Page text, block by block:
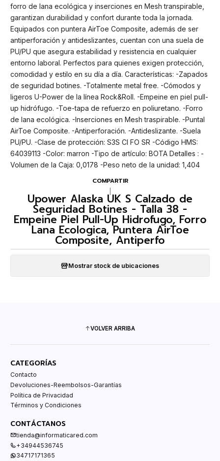
forro de lana ecológica y inserciones en Mesh transpirable,
garantizan durabilidad y confort durante toda la jornada.
Equipados con puntera AirToe Composite, además de ser
antiperforación y antideslizantes, cuentan con una suela de
PU/PU que asegura estabilidad y resistencia en cualquier
entorno laboral. Perfectos para quienes exigen protección,
comodidad y estilo en su día a día. Características: -Zapados
de seguridad botines. -Totalmente metal free. -Cómodos y
ligeros U-Power de la línea Rock&Roll. -Empeine en piel pull-
up hidrófugo. -Toe-tapa de refuerzo en poliuretano. -Forro
de lana ecológica. -Inserciones en Mesh traspirable. -Puntal
AirToe Composite. -Antiperforación. -Antideslizante. -Suela
PU/PU. -Clase de protección: S3S CI FO SR -Código HMS:
64039113 -Color: marron -Tipo de artículo: BOTA Detalles : -
Volumen de la Caja: 0,0178 -Peso neto de la unidad: 1,404
COMPARTIR
Upower Alaska UK S Calzado de
Seguridad Botines - Talla 38 -
Empeine Piel Pull-Up Hidrofugo, Forro
Lana Ecologica, Puntera AirToe
Composite, Antiperfo
Mostrar stock de ubicaciones
VOLVER ARRIBA
CATEGORÍAS
Contacto
Devoluciones-Reembolsos-Garantías
Política de Privacidad
Términos y Condiciones
CONTÁCTANOS
tienda@informaticared.com
+34944536745
34717171365